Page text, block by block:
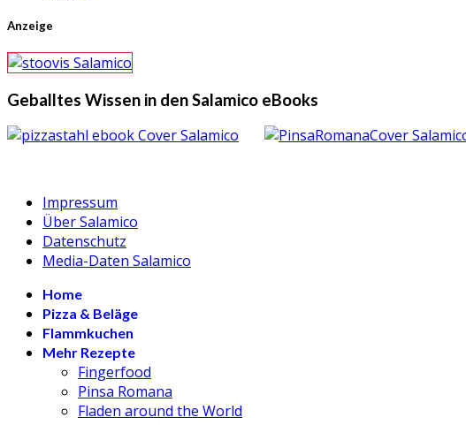
Anzeige
Geballtes Wissen in den Salamico eBooks
Impressum
Über Salamico
Datenschutz
Media-Daten Salamico
Home
Pizza & Beläge
Flammkuchen
Mehr Rezepte
Fingerfood
Pinsa Romana
Fladen around the World